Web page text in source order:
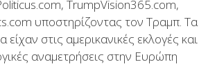
TrumpVision365.com,
υποστηρίζοντας τον Τραμπ. Τα
στις αμερικανικές εκλογές και
αναμετρήσεις στην Ευρώπη